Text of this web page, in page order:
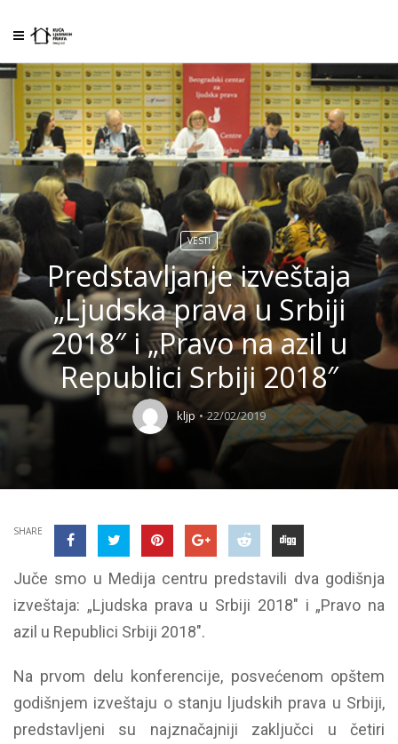
VESTI
Predstavljanje izveštaja
„Ljudska prava u Srbiji
2018″ i „Pravo na azil u
Republici Srbiji 2018″
kljp 22/02/2019
SHARE
Juče smo u Medija centru predstavili dva godišnja
izveštaja: „Ljudska prava u Srbiji 2018″ i „Pravo na
azil u Republici Srbiji 2018″.
Na prvom delu konferencije, posvećenom opštem
godišnjem izveštaju o stanju ljudskih prava u Srbiji,
predstavljeni su najznačajniji zaključci u četiri